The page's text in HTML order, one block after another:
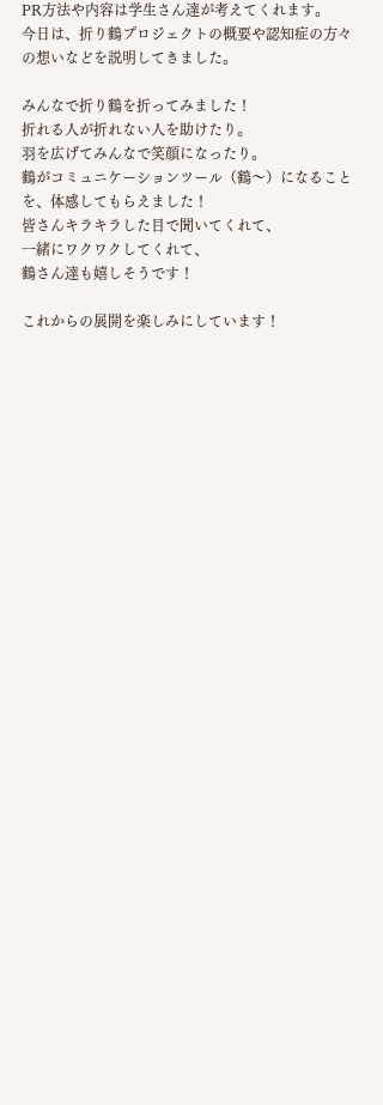
PR方法や内容は学生さん達が考えてくれます。
今日は、折り鶴プロジェクトの概要や認知症の方々
の想いなどを説明してきました。
みんなで折り鶴を折ってみました！
折れる人が折れない人を助けたり。
羽を広げてみんなで笑顔になったり。
鶴がコミュニケーションツール（鶴〜）になること
を、体感してもらえました！
皆さんキラキラした目で聞いてくれて、
一緒にワクワクしてくれて、
鶴さん達も嬉しそうです！
これからの展開を楽しみにしています！